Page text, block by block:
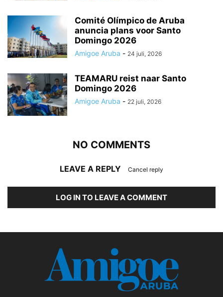
Comité Olímpico de Aruba
anuncia plans voor Santo
Domingo 2026
Amigoe Aruba - 24 juli, 2026
TEAMARU reist naar Santo
Domingo 2026
Amigoe Aruba - 22 juli, 2026
NO COMMENTS
LEAVE A REPLY Cancel reply
LOG IN TO LEAVE A COMMENT